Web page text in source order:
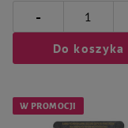
-
Do koszyka
W PROMOCJI